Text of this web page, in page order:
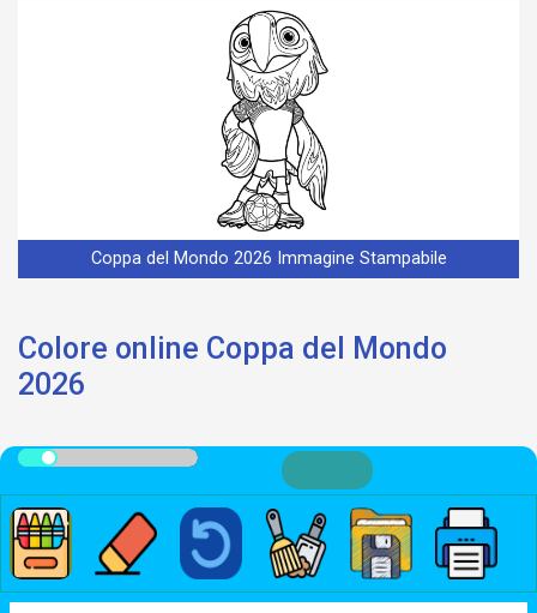
Coppa del Mondo 2026 Immagine Stampabile
Colore online Coppa del Mondo
2026